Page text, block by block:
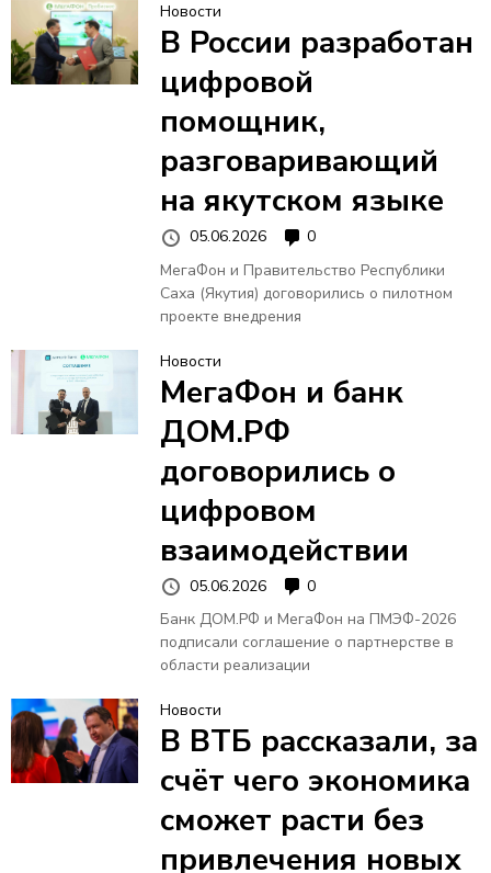
Новости
В России разработан
цифровой
помощник,
разговаривающий
на якутском языке
05.06.2026
0
МегаФон и Правительство Республики
Саха (Якутия) договорились о пилотном
проекте внедрения
Новости
МегаФон и банк
ДОМ.РФ
договорились о
цифровом
взаимодействии
05.06.2026
0
Банк ДОМ.РФ и МегаФон на ПМЭФ-2026
подписали соглашение о партнерстве в
области реализации
Новости
В ВТБ рассказали, за
счёт чего экономика
сможет расти без
привлечения новых